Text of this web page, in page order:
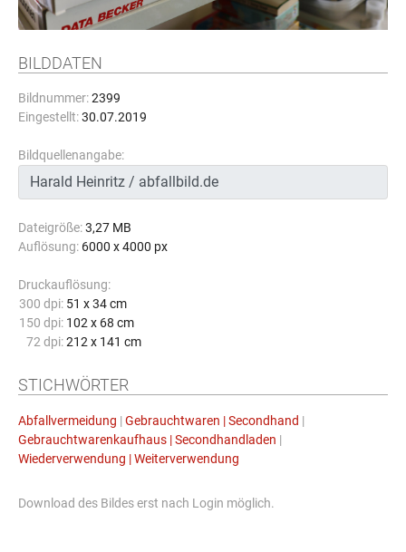
BILDDATEN
Bildnummer:2399
Eingestellt:30.07.2019
Bildquellenangabe:
Dateigröße:3,27 MB
Auflösung: 6000 x 4000 px
Druckauflösung:
300 dpi: 51 x 34 cm
150 dpi: 102 x 68 cm
72 dpi: 212 x 141 cm
STICHWÖRTER
Abfallvermeidung | Gebrauchtwaren | Secondhand |
Gebrauchtwarenkaufhaus | Secondhandladen |
Wiederverwendung | Weiterverwendung
Download des Bildes erst nach Login möglich.